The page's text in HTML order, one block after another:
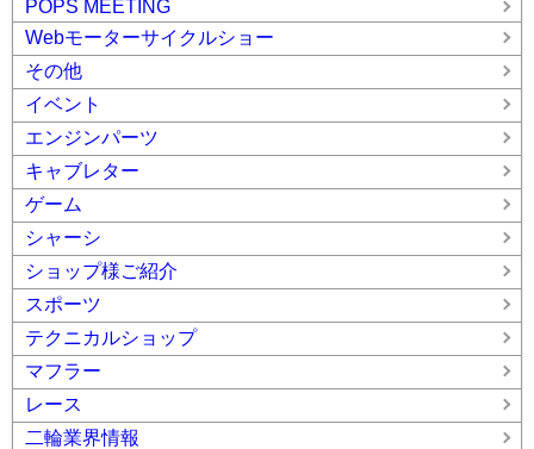
POPS MEETING
Webモーターサイクルショー
その他
イベント
エンジンパーツ
キャブレター
ゲーム
シャーシ
ショップ様ご紹介
スポーツ
テクニカルショップ
マフラー
レース
二輪業界情報